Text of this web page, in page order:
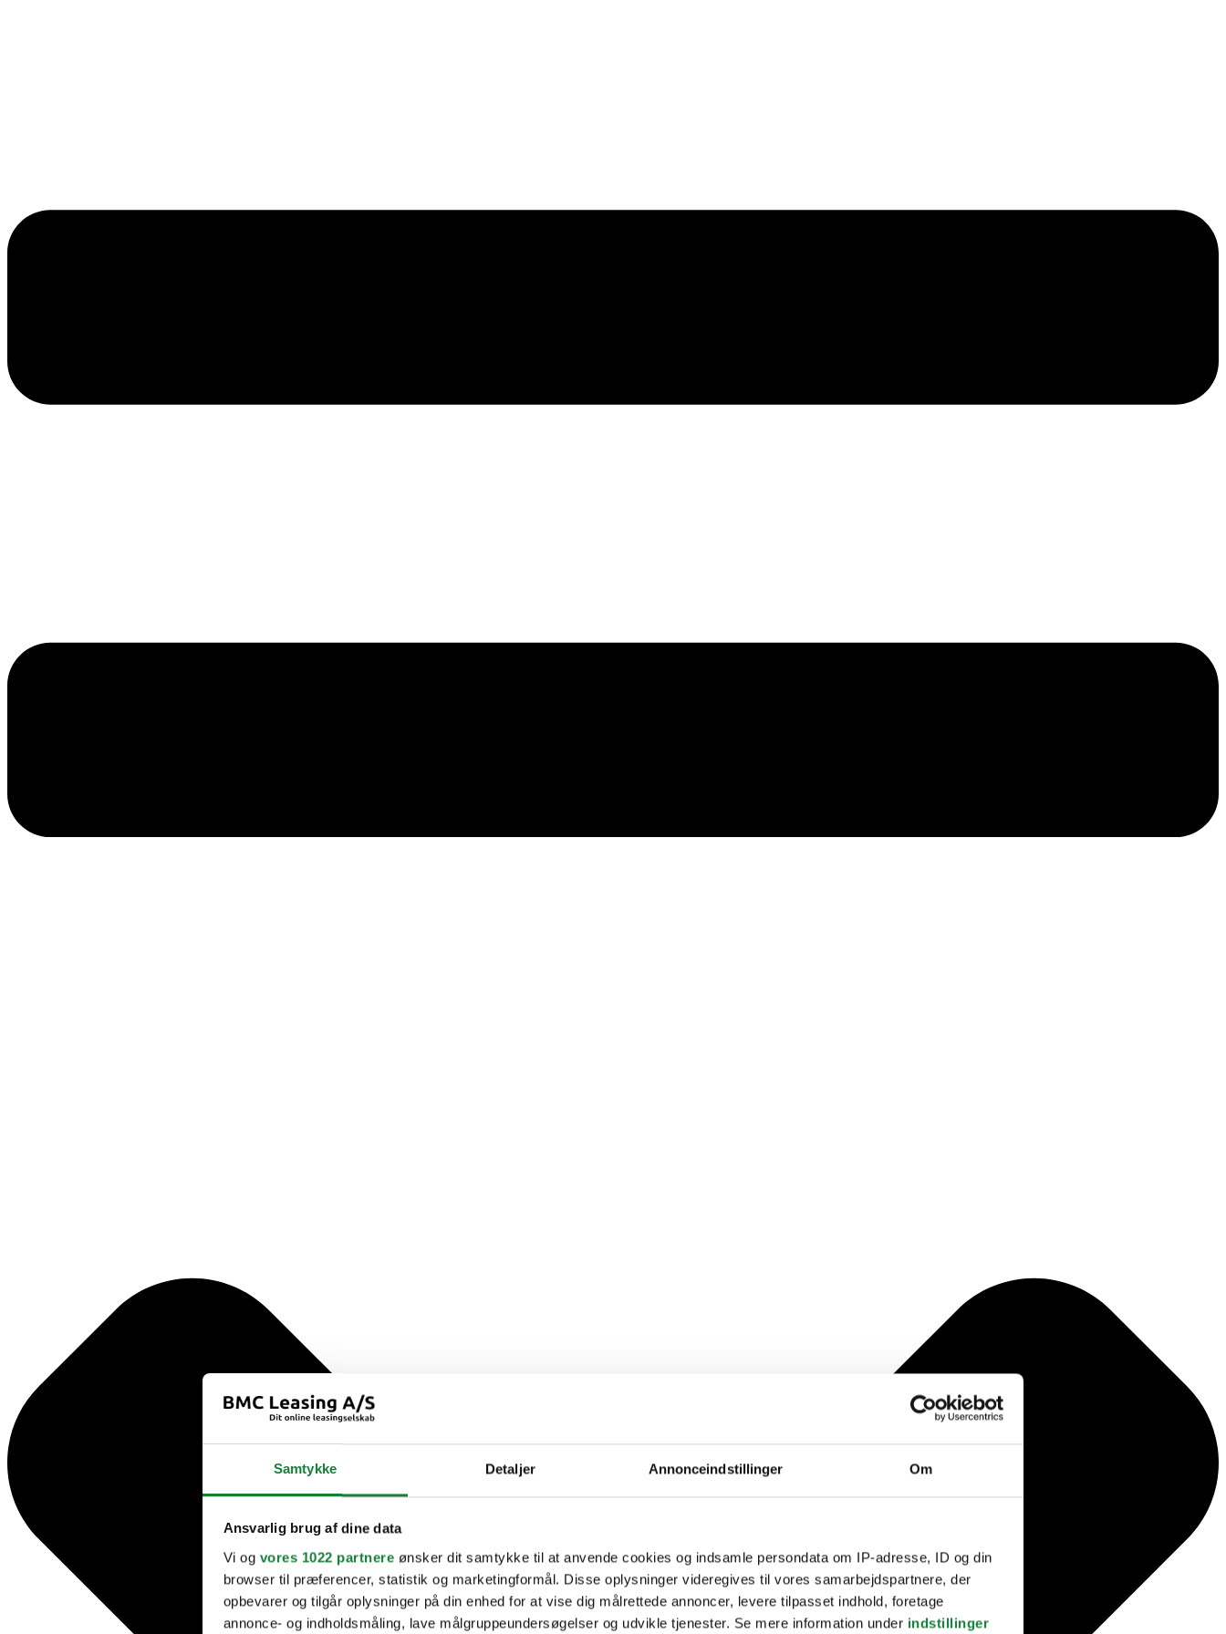
Samtykke Detaljer Annonceindstillinger Om
Ansvarlig brug af dine data
Vi og vores 1022 partnere ønsker dit samtykke til at anvende cookies og indsamle persondata om IP-adresse, ID og din
browser til præferencer, statistik og marketingformål. Disse oplysninger videregives til vores samarbejdspartnere, der
opbevarer og tilgår oplysninger på din enhed for at vise dig målrettede annoncer, levere tilpasset indhold, foretage
annonce- og indholdsmåling, lave målgruppeundersøgelser og udvikle tjenester. Se mere information under indstillinger